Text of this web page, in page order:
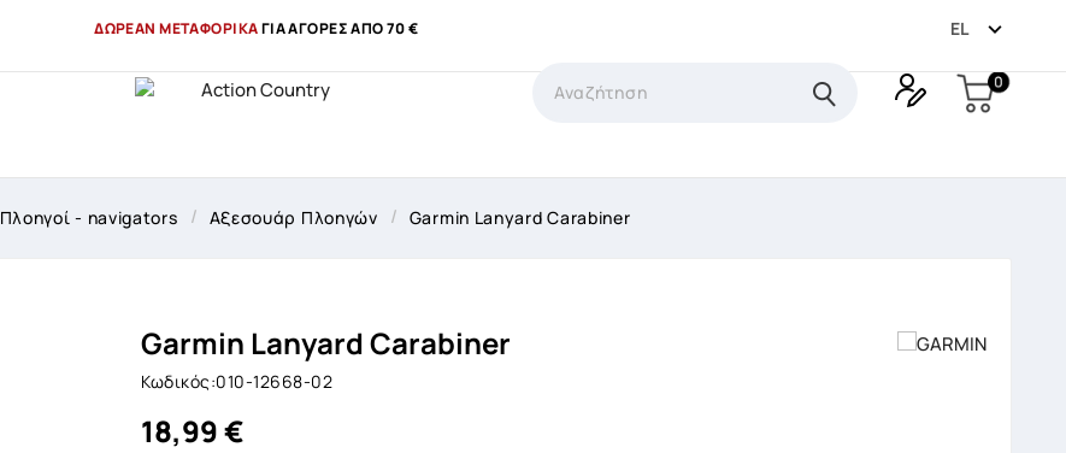
ΔΩΡΕΑΝ ΜΕΤΑΦΟΡΙΚΑΓΙΑ ΑΓΟΡΕΣ ΑΠΟ 70 € EL 
0
Πλοηγοί - navigators Αξεσουάρ Πλοηγών Garmin Lanyard Carabiner
Garmin Lanyard Carabiner
Κωδικός:010-12668-02
18,99 €